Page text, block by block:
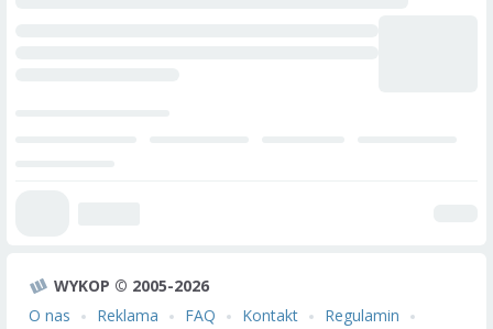
WYKOP © 2005-2026
O nas
Reklama FAQ Kontakt Regulamin